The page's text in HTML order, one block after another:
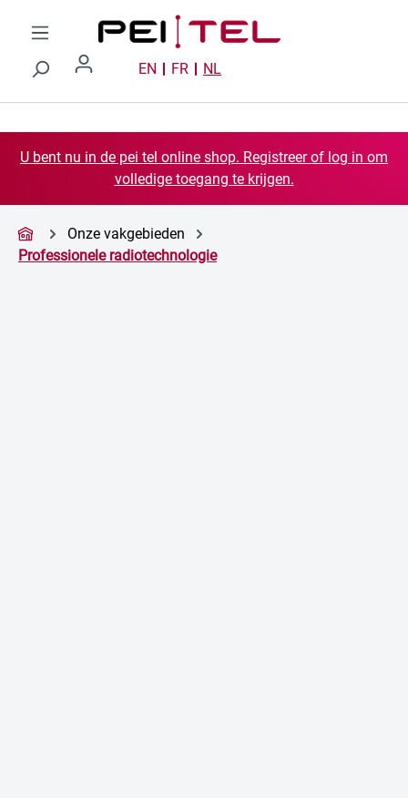
Ga naar de hoofdinhoud
EN FR NL
U bent nu in de pei tel online shop. Registreer of log in om
volledige toegang te krijgen.
Onze vakgebieden
Professionele radiotechnologie